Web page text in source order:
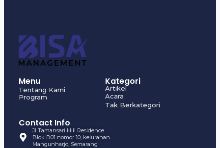
Menu
Tentang Kami
Program
Kategori
Artikel
Acara
Tak Berkategori
Contact Info
Jl Tamansari Hill Residence
Blok B01 nomor 10, kelurahan
Mangunharjo, Semarang